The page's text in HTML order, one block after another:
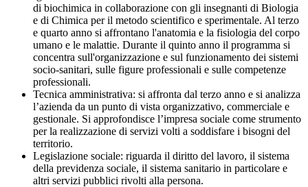
di biochimica in collaborazione con gli insegnanti di Biologia
e di Chimica per il metodo scientifico e sperimentale. Al terzo
e quarto anno si affrontano l'anatomia e la fisiologia del corpo
umano e le malattie. Durante il quinto anno il programma si
concentra sull'organizzazione e sul funzionamento dei sistemi
socio-sanitari, sulle figure professionali e sulle competenze
professionali.
Tecnica amministrativa: si affronta dal terzo anno e si analizza
l’azienda da un punto di vista organizzativo, commerciale e
gestionale. Si approfondisce l’impresa sociale come strumento
per la realizzazione di servizi volti a soddisfare i bisogni del
territorio.
Legislazione sociale: riguarda il diritto del lavoro, il sistema
della previdenza sociale, il sistema sanitario in particolare e
altri servizi pubblici rivolti alla persona.